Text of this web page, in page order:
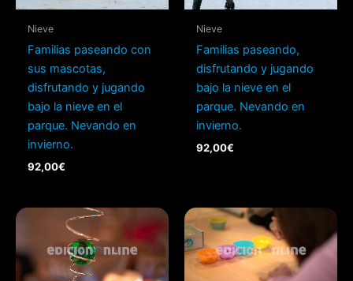
Nieve
Familias paseando con
sus mascotas,
disfrutando y jugando
bajo la nieve en el
parque. Nevando en
invierno.
92,00€
Nieve
Familias paseando,
disfrutando y jugando
bajo la nieve en el
parque. Nevando en
invierno.
92,00€